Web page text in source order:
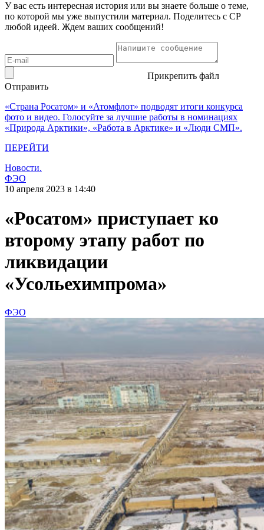
У вас есть интересная история или вы знаете больше о теме,
по которой мы уже выпустили материал. Поделитесь с СР
любой идеей. Ждем ваших сообщений!
Прикрепить файл
Отправить
«Страна Росатом» и «Атомфлот» подводят итоги конкурса
фото и видео. Голосуйте за лучшие работы в номинациях
«Природа Арктики», «Работа в Арктике» и «Люди СМП».
ПЕРЕЙТИ
Новости.
ФЭО
10 апреля 2023 в 14:40
«Росатом» приступает ко
второму этапу работ по
ликвидации
«Усольехимпрома»
ФЭО